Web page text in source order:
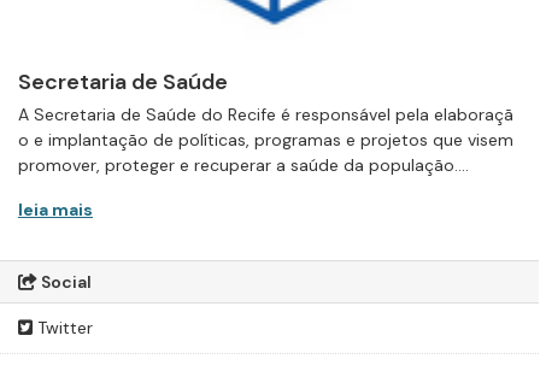
Secretaria de Saúde
A Secretaria de Saúde do Recife é responsável pela elaboraçã
o e implantação de políticas, programas e projetos que visem
promover, proteger e recuperar a saúde da população....
leia mais
Social
Twitter